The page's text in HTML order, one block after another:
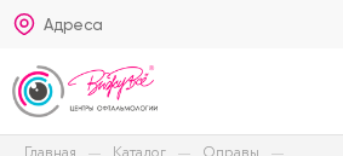
Адреса